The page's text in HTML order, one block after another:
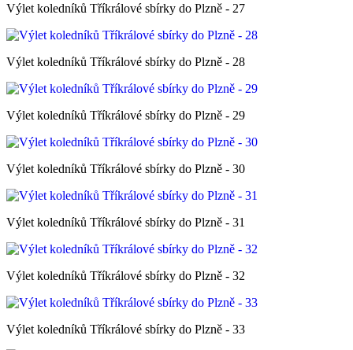
Výlet koledníků Tříkrálové sbírky do Plzně - 27
Výlet koledníků Tříkrálové sbírky do Plzně - 28
Výlet koledníků Tříkrálové sbírky do Plzně - 29
Výlet koledníků Tříkrálové sbírky do Plzně - 30
Výlet koledníků Tříkrálové sbírky do Plzně - 31
Výlet koledníků Tříkrálové sbírky do Plzně - 32
Výlet koledníků Tříkrálové sbírky do Plzně - 33